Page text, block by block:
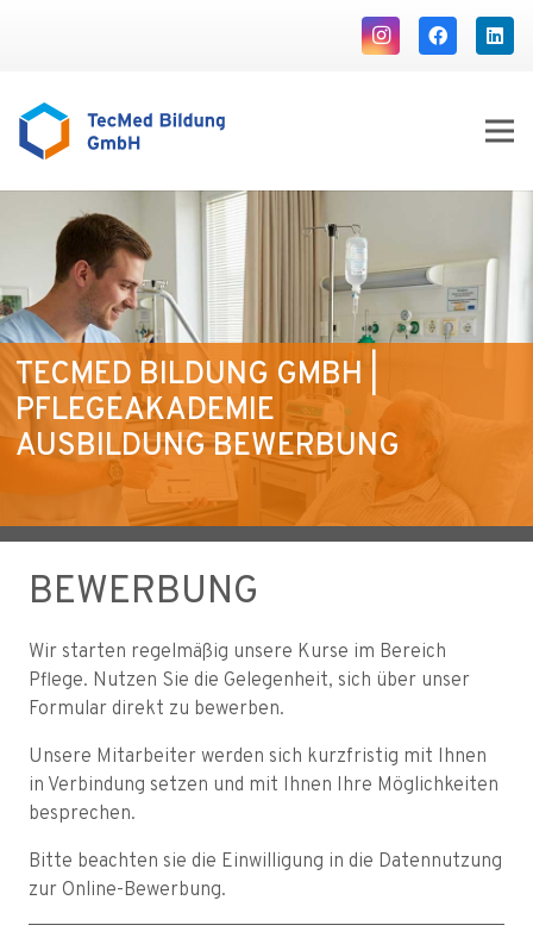
TECMED BILDUNG GMBH |
PFLEGEAKADEMIE
AUSBILDUNG BEWERBUNG
BEWERBUNG
Wir starten regelmäßig unsere Kurse im Bereich
Pflege. Nutzen Sie die Gelegenheit, sich über unser
Formular direkt zu bewerben.
Unsere Mitarbeiter werden sich kurzfristig mit Ihnen
in Verbindung setzen und mit Ihnen Ihre Möglichkeiten
besprechen.
Bitte beachten sie die Einwilligung in die Datennutzung
zur Online-Bewerbung.